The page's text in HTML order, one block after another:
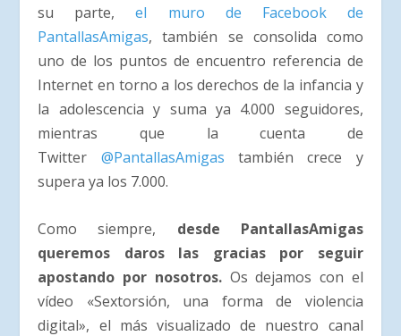
su parte, el muro de Facebook de
PantallasAmigas, también se consolida como
uno de los puntos de encuentro referencia de
Internet en torno a los derechos de la infancia y
la adolescencia y suma ya 4.000 seguidores,
mientras que la cuenta de
Twitter @PantallasAmigas también crece y
supera ya los 7.000.
Como siempre, desde PantallasAmigas
queremos daros las gracias por seguir
apostando por nosotros.Os dejamos con el
vídeo «Sextorsión, una forma de violencia
digital», el más visualizado de nuestro canal